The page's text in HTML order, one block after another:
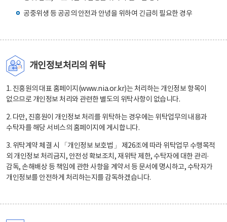
공중위생 등 공공의 안전과 안녕을 위하여 긴급히 필요한 경우
개인정보처리의 위탁
1. 진흥원의 대표 홈페이지(www.nia.or.kr)는 처리하는 개인정보 항목이
없으므로 개인정보 처리와 관련한 별도의 위탁사항이 없습니다.
2. 다만, 진흥원이 개인정보 처리를 위탁하는 경우에는 위탁업무의 내용과
수탁자를 해당 서비스의 홈페이지에 게시합니다.
3. 위탁계약 체결 시 「개인정보 보호법」 제26조에 따라 위탁업무 수행목적
외 개인정보 처리금지, 안전성 확보조치, 재위탁 제한, 수탁자에 대한 관리·
감독, 손해배상 등 책임에 관한 사항을 계약서 등 문서에 명시하고, 수탁자가
개인정보를 안전하게 처리하는지를 감독하겠습니다.